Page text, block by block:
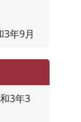
3年9月
3年3